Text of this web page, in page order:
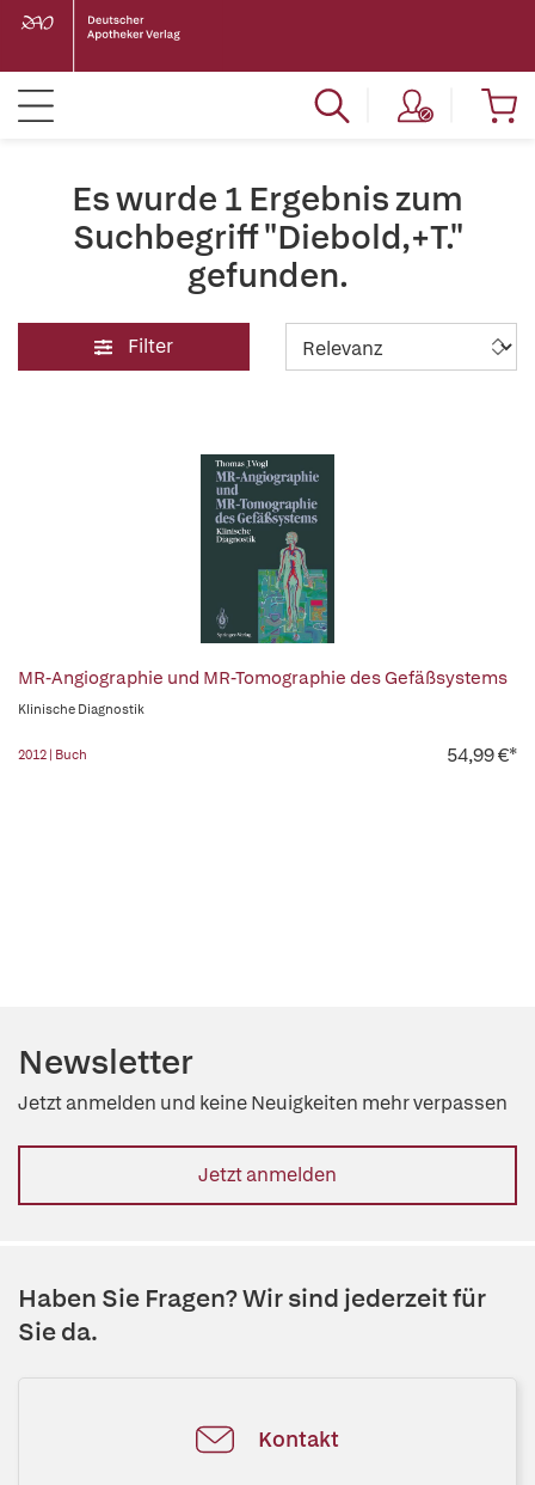
Es wurde 1 Ergebnis zum
Suchbegriff "Diebold,+T."
gefunden.
Filter
MR-Angiographie und MR-Tomographie des Gefäßsystems
Klinische Diagnostik
2012 | Buch 54,99 €*
Newsletter
Jetzt anmelden und keine Neuigkeiten mehr verpassen
Jetzt anmelden
Haben Sie Fragen? Wir sind jederzeit für
Sie da.
Kontakt